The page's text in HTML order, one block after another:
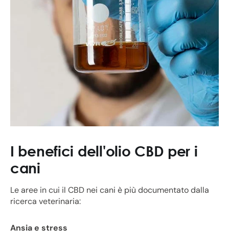
I benefici dell'olio CBD per i
cani
Le aree in cui il CBD nei cani è più documentato dalla
ricerca veterinaria:
Ansia e stress